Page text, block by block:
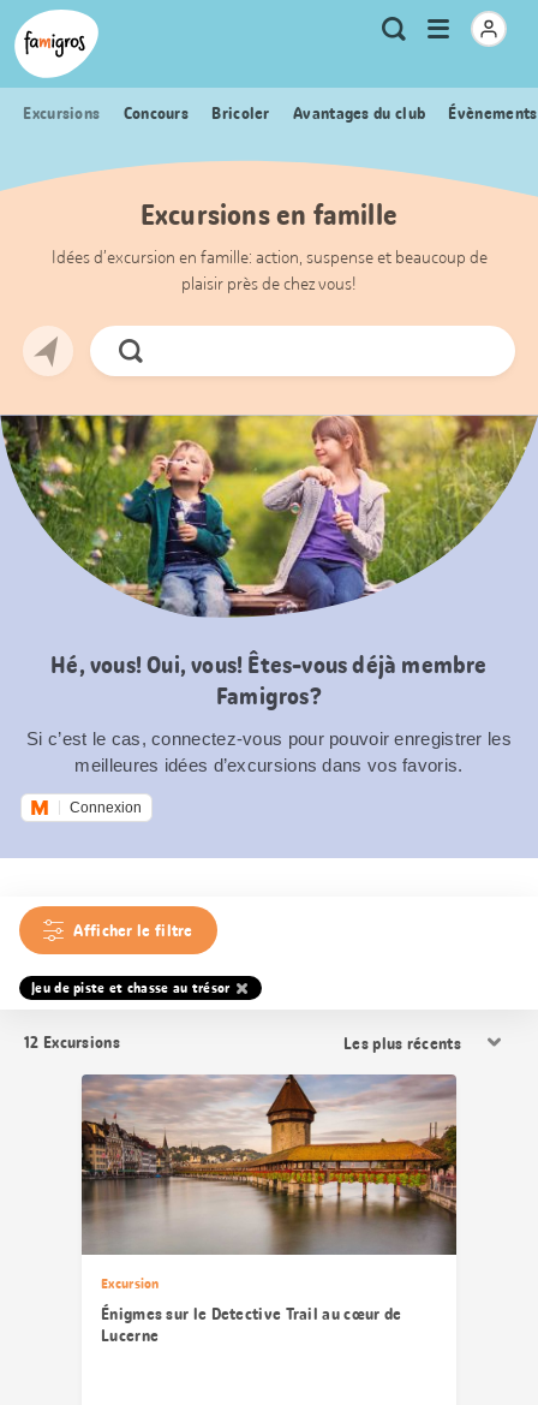
Signets
de
navigation
Header
Logo Métanavigation
RechercheOuvrir
Excursions Concours Bricoler Avantages du club
Excursions en famille
Idées d’excursion en famille: action, suspense et beaucoup de
plaisir près de chez vous!
Chercher
Hé, vous! Oui, vous! Êtes-vous déjà membre
Famigros?
Si c’est le cas, connectez-vous pour pouvoir enregistrer les
meilleures idées d’excursions dans vos favoris.
Connexion
Afficher le filtre
Jeu de piste et chasse au trésor
12 Excursions
les
résultats
Excursion
Énigmes sur le Detective Trail au cœur de
Lucerne